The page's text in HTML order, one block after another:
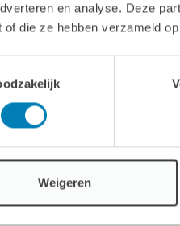
en analyse. Deze
of die ze hebben verzameld
Weigeren
8.475,00